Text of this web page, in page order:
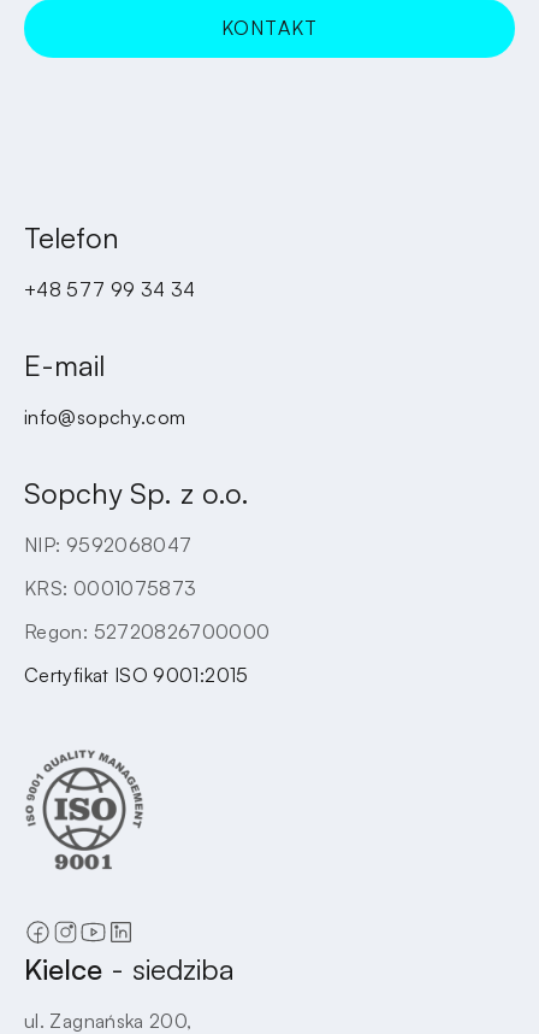
KONTAKT
Telefon
+48 577 99 34 34
E-mail
info@sopchy.com
Sopchy Sp. z o.o.
NIP: 9592068047
KRS: 0001075873
Regon: 52720826700000
Certyfikat ISO 9001:2015
Kielce - siedziba
ul. Zagnańska 200,